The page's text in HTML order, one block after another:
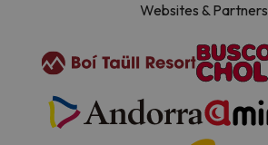
Websites & Partners